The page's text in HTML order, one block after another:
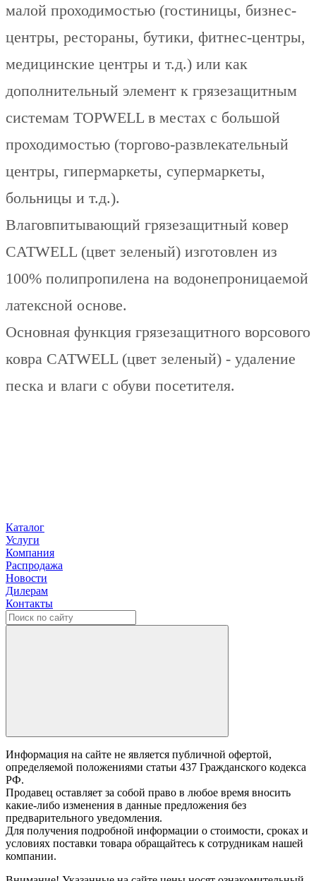
малой проходимостью (гостиницы, бизнес-
центры, рестораны, бутики, фитнес-центры,
медицинские центры и т.д.) или как
дополнительный элемент к грязезащитным
системам TOPWELL в местах с большой
проходимостью (торгово-развлекательный
центры, гипермаркеты, супермаркеты,
больницы и т.д.).
Влаговпитывающий грязезащитный ковер
CATWELL (цвет зеленый) изготовлен из
100% полипропилена на водонепроницаемой
латексной основе.
Основная функция грязезащитного ворсового
ковра CATWELL (цвет зеленый) - удаление
песка и влаги с обуви посетителя.
Каталог
Услуги
Компания
Распродажа
Новости
Дилерам
Контакты
Информация на сайте не является публичной офертой,
определяемой положениями статьи 437 Гражданского кодекса
РФ.
Продавец оставляет за собой право в любое время вносить
какие-либо изменения в данные предложения без
предварительного уведомления.
Для получения подробной информации о стоимости, сроках и
условиях поставки товара обращайтесь к сотрудникам нашей
компании.